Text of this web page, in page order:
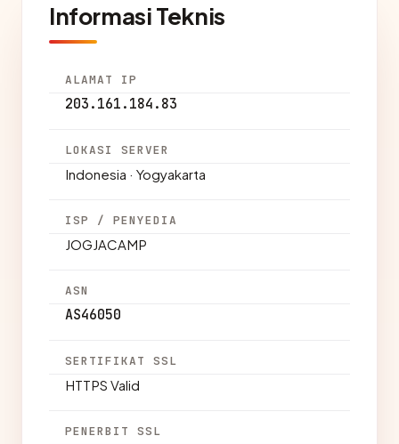
Informasi Teknis
ALAMAT IP
203.161.184.83
LOKASI SERVER
Indonesia · Yogyakarta
ISP / PENYEDIA
JOGJACAMP
ASN
AS46050
SERTIFIKAT SSL
HTTPS Valid
PENERBIT SSL